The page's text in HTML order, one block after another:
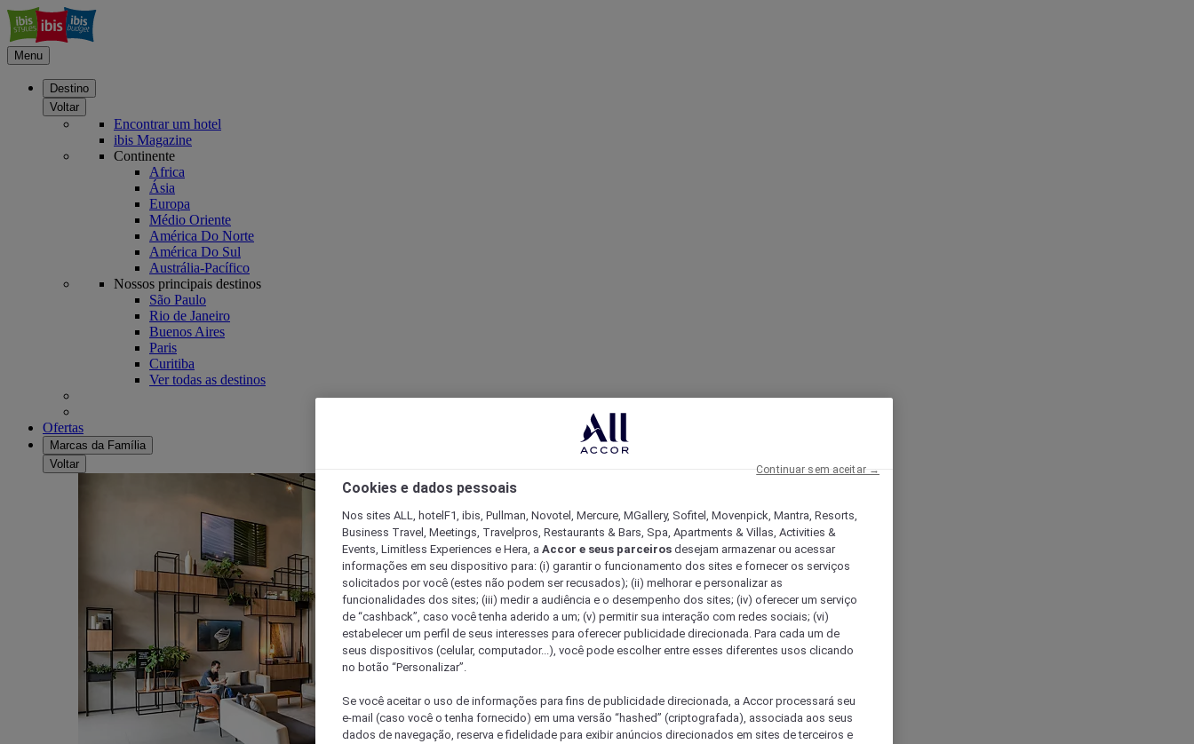
Menu
Destino
Voltar
Encontrar um hotel
ibis Magazine
Continente
Africa
Ásia
Europa
Médio Oriente
América Do Norte
América Do Sul
Austrália-Pacífico
Nossos principais destinos
São Paulo
Rio de Janeiro
Buenos Aires
Paris
Curitiba
Ver todas as destinos
Ofertas
Marcas da Família
Voltar
Cookies e dados pessoais
Nos sites ALL, hotelF1, ibis, Pullman, Novotel, Mercure, MGallery, Sofitel, Movenpick, Mantra, Resorts,
Business Travel, Meetings, Travelpros, Restaurants & Bars, Spa, Apartments & Villas, Activities &
Events, Limitless Experiences e Hera, a Accor e seus parceiros desejam armazenar ou acessar
informações em seu dispositivo para: (i) garantir o funcionamento dos sites e fornecer os serviços
solicitados por você (estes não podem ser recusados); (ii) melhorar e personalizar as
funcionalidades dos sites; (iii) medir a audiência e o desempenho dos sites; (iv) oferecer um serviço
de “cashback”, caso você tenha aderido a um; (v) permitir sua interação com redes sociais; (vi)
estabelecer um perfil de seus interesses para oferecer publicidade direcionada. Para cada um de
seus dispositivos (celular, computador...), você pode escolher entre esses diferentes usos clicando
no botão “Personalizar”.
Se você aceitar o uso de informações para fins de publicidade direcionada, a Accor processará seu
e-mail (caso você o tenha fornecido) em uma versão “hashed” (criptografada), associada aos seus
dados de navegação, reserva e fidelidade para exibir anúncios direcionados em sites de terceiros e
Continuar sem aceitar →